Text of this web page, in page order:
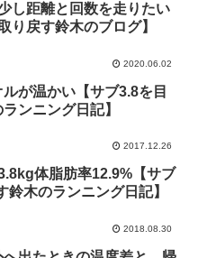
し距離と回数を走りたい
り戻す鈴木のブログ】‬
2020.06.02
が温かい【サブ3.8を目
ンニング日記】
2017.12.26
体脂肪率12.9%【サブ
鈴木のランニング日記】
2018.08.30